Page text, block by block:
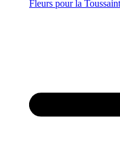
Fleurs pour la